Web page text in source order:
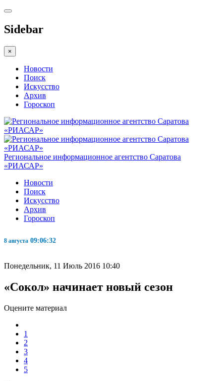
Sidebar
×
Новости
Поиск
Искусство
Архив
Гороскоп
Региональное информационное агентство Саратова
«РИАСАР»
Новости
Поиск
Искусство
Архив
Гороскоп
8 августа 09:06:32
Понедельник, 11 Июль 2016 10:40
«Сокол» начинает новый сезон
Оцените материал
1
2
3
4
5